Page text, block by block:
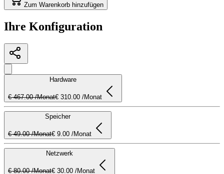
Zum Warenkorb hinzufügen
Ihre Konfiguration
Hardware
€ 467.00 /Monat€ 310.00 /Monat
Speicher
€ 49.00 /Monat€ 9.00 /Monat
Netzwerk
€ 80.00 /Monat€ 30.00 /Monat